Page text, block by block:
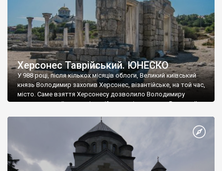
Херсонес Таврійський. ЮНЕСКО
У 988 році, після кількох місяців облоги, Великий київський
князь Володимир захопив Херсонес, візантійське, на той час,
місто. Саме взяття Херсонесу дозволило Володимиру
диктувати свої умови візантійському імператору Василю ІІ, та
Херсонесі Володимир-язичник, став Василем-християнином.
А потім було Хрещення Русі. На честь Херсонесу Таврійського